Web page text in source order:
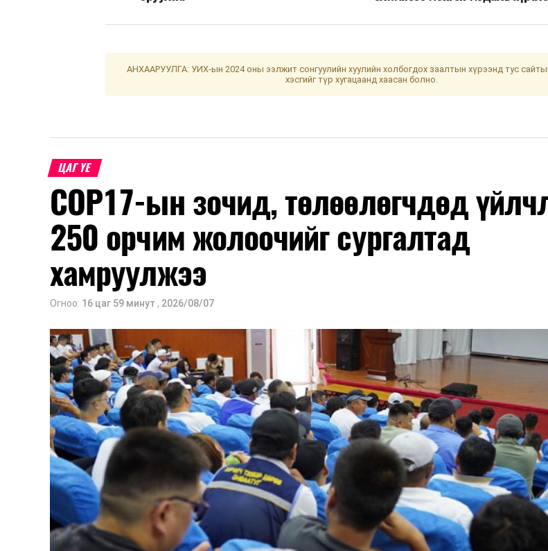
АНХААРУУЛГА: УИХ-ын 2024 оны ээлжит сонгуулийн хуулийн холбогдох заалтын хүрээнд тус
хэсгийг түр хугацаанд хаасан болно.
ЦАГ ҮЕ
COP17-ын зочид, төлөөлөгчдөд
250 орчим жолоочийг сургалтад
хамруулжээ
Огноо: 16 цаг 59 минут , 2026/08/07